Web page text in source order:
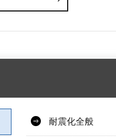
耐震化全般